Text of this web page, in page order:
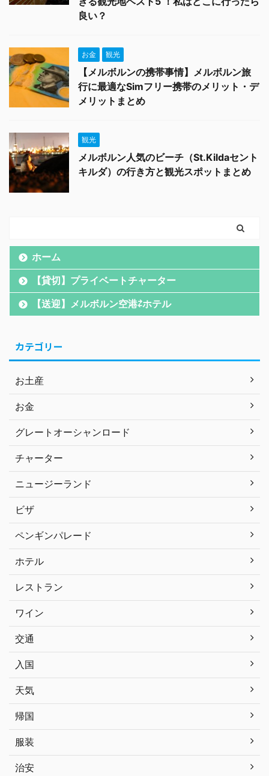
良い？
お金 観光
【メルボルンの携帯事情】メルボルン旅
行に最適なSimフリー携帯のメリット・デ
メリットまとめ
観光
メルボルン人気のビーチ（St.Kildaセント
キルダ）の行き方と観光スポットまとめ
ホーム
【貸切】プライベートチャーター
【送迎】メルボルン空港⇄ホテル
カテゴリー
お土産
お金
グレートオーシャンロード
チャーター
ニュージーランド
ビザ
ペンギンパレード
ホテル
レストラン
ワイン
交通
入国
天気
帰国
服装
治安